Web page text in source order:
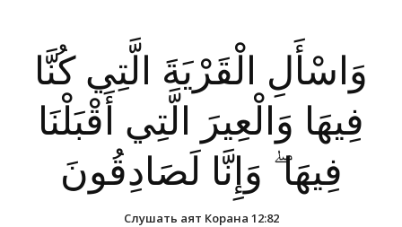
وَاسْأَلِ الْقَرْيَةَ الَّتِي كُنَّا
فِيهَا وَالْعِيرَ الَّتِي أَقْبَلْنَا
فِيهَا ۖ وَإِنَّا لَصَادِقُونَ
Слушать аят Корана 12:82